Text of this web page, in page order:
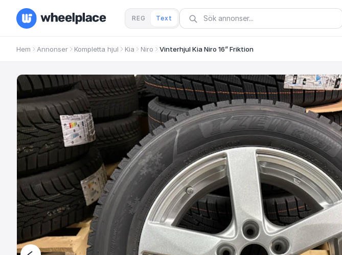
REG Text
Hem Annonser Kompletta hjul Kia Niro Vinterhjul Kia Niro 16” Friktion